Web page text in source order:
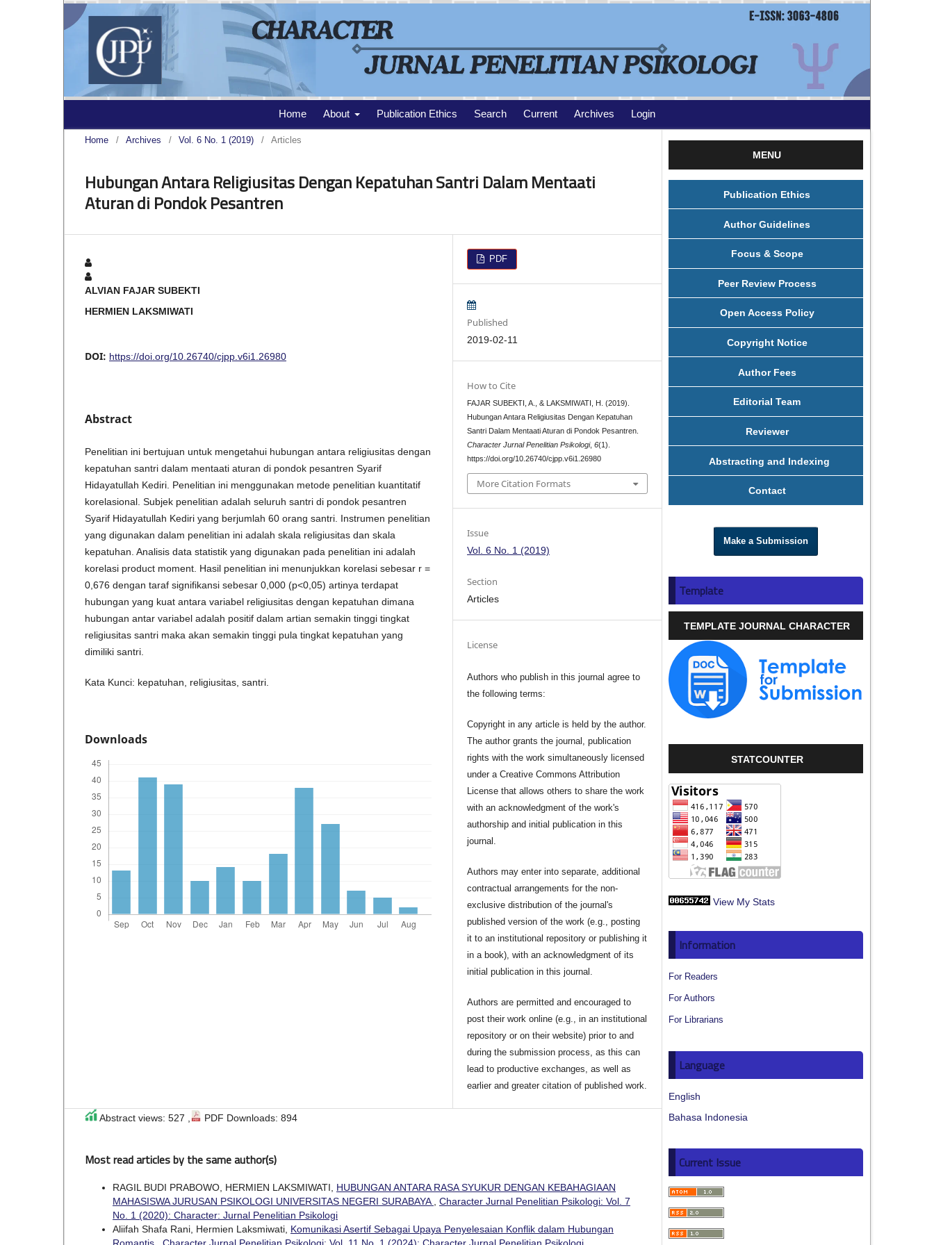
Home About Publication Ethics Search Current Archives Login
Home / Archives / Vol. 6 No. 1 (2019) / Articles
Hubungan Antara Religiusitas Dengan Kepatuhan Santri Dalam Mentaati
Aturan di Pondok Pesantren
ALVIAN FAJAR SUBEKTI
HERMIEN LAKSMIWATI
DOI: https://doi.org/10.26740/cjpp.v6i1.26980
Abstract
Penelitian ini bertujuan untuk mengetahui hubungan antara religiusitas dengan
kepatuhan santri dalam mentaati aturan di pondok pesantren Syarif
Hidayatullah Kediri. Penelitian ini menggunakan metode penelitian kuantitatif
korelasional. Subjek penelitian adalah seluruh santri di pondok pesantren
Syarif Hidayatullah Kediri yang berjumlah 60 orang santri. Instrumen penelitian
yang digunakan dalam penelitian ini adalah skala religiusitas dan skala
kepatuhan. Analisis data statistik yang digunakan pada penelitian ini adalah
korelasi product moment. Hasil penelitian ini menunjukkan korelasi sebesar r =
0,676 dengan taraf signifikansi sebesar 0,000 (p<0,05) artinya terdapat
hubungan yang kuat antara variabel religiusitas dengan kepatuhan dimana
hubungan antar variabel adalah positif dalam artian semakin tinggi tingkat
religiusitas santri maka akan semakin tinggi pula tingkat kepatuhan yang
dimiliki santri.
Kata Kunci: kepatuhan, religiusitas, santri.
Downloads
PDF
Published
2019-02-11
How to Cite
FAJAR SUBEKTI, A., & LAKSMIWATI, H. (2019).
Hubungan Antara Religiusitas Dengan Kepatuhan
Santri Dalam Mentaati Aturan di Pondok Pesantren.
Character Jurnal Penelitian Psikologi,6(1).
https://doi.org/10.26740/cjpp.v6i1.26980
More Citation Formats
Issue
Vol. 6 No. 1 (2019)
Section
Articles
License
Authors who publish in this journal agree to
the following terms:
Copyright in any article is held by the author.
The author grants the journal, publication
rights with the work simultaneously licensed
under a Creative Commons Attribution
License that allows others to share the work
with an acknowledgment of the work's
authorship and initial publication in this
journal.
Authors may enter into separate, additional
contractual arrangements for the non-
exclusive distribution of the journal's
published version of the work (e.g., posting
it to an institutional repository or publishing it
in a book), with an acknowledgment of its
initial publication in this journal.
Authors are permitted and encouraged to
post their work online (e.g., in an institutional
repository or on their website) prior to and
during the submission process, as this can
lead to productive exchanges, as well as
earlier and greater citation of published work.
Abstract views: 527 , PDF Downloads: 894
Most read articles by the same author(s)
RAGIL BUDI PRABOWO, HERMIEN LAKSMIWATI, HUBUNGAN ANTARA RASA SYUKUR DENGAN KEBAHAGIAAN
MAHASISWA JURUSAN PSIKOLOGI UNIVERSITAS NEGERI SURABAYA
Character Jurnal Penelitian Psikologi: Vol. 7
No. 1 (2020): Character: Jurnal Penelitian Psikologi
Aliifah Shafa Rani, Hermien Laksmiwati, Komunikasi Asertif Sebagai Upaya Penyelesaian Konflik dalam Hubungan
Romantis
Character Jurnal Penelitian Psikologi: Vol. 11 No. 1 (2024): Character Jurnal Penelitian Psikologi
MENU
Publication Ethics
Author Guidelines
Focus & Scope
Peer Review Process
Open Access Policy
Copyright Notice
Author Fees
Editorial Team
Reviewer
Abstracting and Indexing
Contact
Make a Submission
Template
TEMPLATE JOURNAL CHARACTER
STATCOUNTER
View My Stats
Information
For Readers
For Authors
For Librarians
Language
English
Bahasa Indonesia
Current Issue